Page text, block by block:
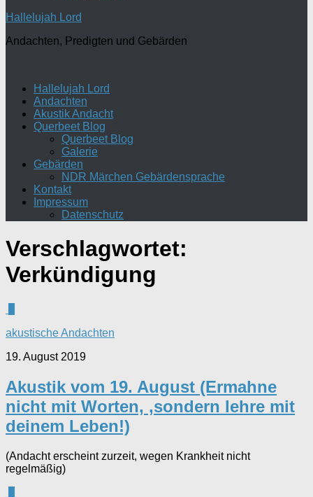
Hallelujah Lord
Andachten, Predigten und Gebärden
Hallelujah Lord
Andachten
Akustik Andacht
Querbeet Blog
Querbeet Blog
Galerie
Gebärden
NDR Märchen Gebärdensprache
Kontakt
Impressum
Datenschutz
Verschlagwortet:
Verkündigung
akustische Andachten
19. August 2019
Akustik vom 19. August (Ermahne
nicht mit Worten, ,sondern lehre mit
deinem Leben!)
(Andacht erscheint zurzeit, wegen Krankheit nicht
regelmäßig)